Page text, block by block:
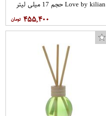
Love by kilian حجم 17 میلی لیتر
۴۵۵,۴۰۰